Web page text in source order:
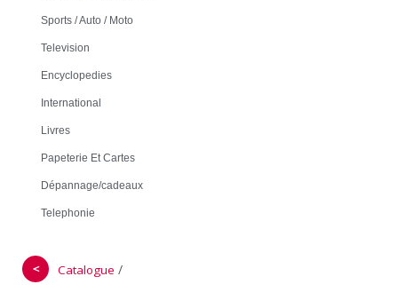
Sports / Auto / Moto
Television
Encyclopedies
International
Livres
Papeterie Et Cartes
Dépannage/cadeaux
Telephonie
＜ Catalogue /